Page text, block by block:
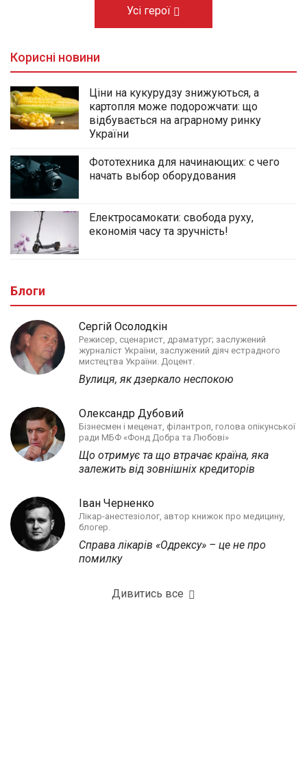
Усі герої
Корисні новини
Ціни на кукурудзу знижуються, а
картопля може подорожчати: що
відбувається на аграрному ринку
України
Фототехника для начинающих: с чего
начать выбор оборудования
Електросамокати: свобода руху,
економія часу та зручність!
Блоги
Сергій Осолодкін
Режисер, сценарист, драматург; заслужений
журналіст України, заслужений діяч естрадного
мистецтва України. Доцент.
Вулиця, як дзеркало неспокою
Олександр Дубовий
Бізнесмен і меценат, філантроп, голова опікунської
ради МБФ «Фонд Добра та Любові»
Що отримує та що втрачає країна, яка
залежить від зовнішніх кредиторів
Іван Черненко
Лікар-анестезіолог, автор книжок про медицину,
блогер.
Справа лікарів «Одрексу» – це не про
помилку
Дивитись все